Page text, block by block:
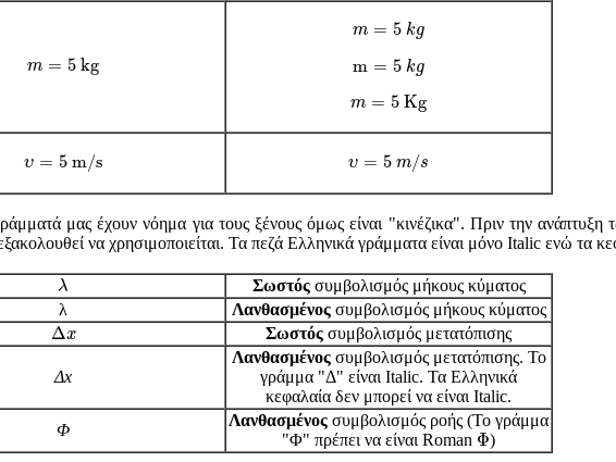
m = 5 kg
m= kg
m = 5 kg
m k g
m = 5 kg
k g
m = 5 Kg
m Kg
υ = 5 m/s
m
υ = 5 m/s
5
μας έχουν νόημα για τους ξένους όμως είναι "κινέζικα". Πριν την
να χρησιμοποιείται. Τα πεζά Ελληνικά γράμματα είναι μόνο Italic ενώ τα
λ
λ Σωστόςσυμβολισμός μήκους κύματος
λ
Λανθασμένοςσυμβολισμός μήκους κύματος
Δx
Δx Σωστός συμβολισμός μετατόπισης
Δx
Λανθασμένοςσυμβολισμός μετατόπισης. Το
γράμμα "Δ" είναι Italic. Τα Ελληνικά
κεφαλαία δεν μπορεί να είναι Italic.
Φ
Λανθασμένος συμβολισμός ροής (Το γράμμα
"Φ" πρέπει να είναι Roman Φ
Φ)